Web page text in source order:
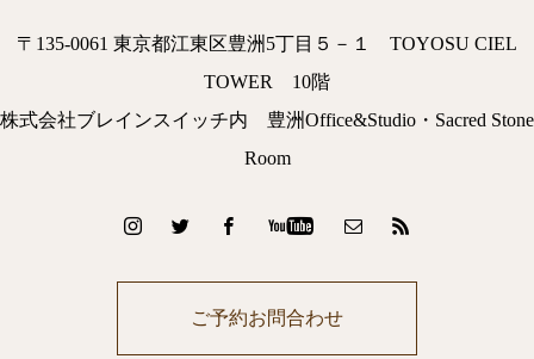
〒135-0061 東京都江東区豊洲5丁目５－１ TOYOSU CIEL
TOWER 10階
株式会社ブレインスイッチ内 豊洲Office&Studio・Sacred Stone
Room
ご予約お問合わせ